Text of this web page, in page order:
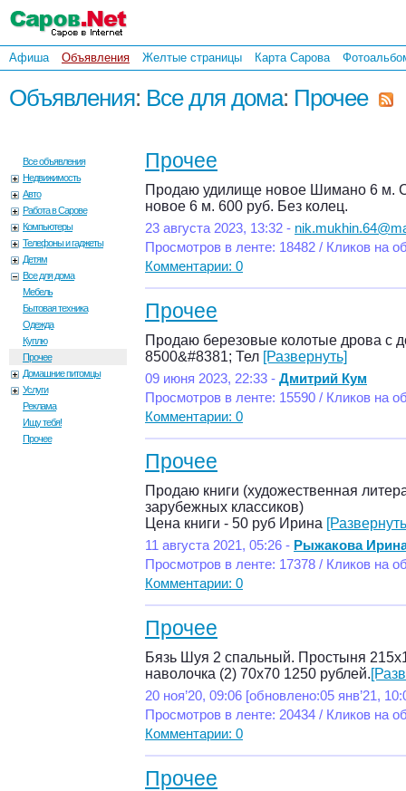
Афиша Объявления Желтые страницы Карта Сарова
Объявления: Все для дома: Прочее
Все объявления
Недвижимость
Авто
Работа в Сарове
Компьютеры
Телефоны и гаджеты
Детям
Все для дома
Мебель
Бытовая техника
Одежда
Куплю
Прочее
Домашние питомцы
Услуги
Реклама
Ищу тебя!
Прочее
Прочее
Продаю удилище новое Шимано 6 м.
новое 6 м. 600 руб. Без колец.
23 августа 2023, 13:32 -
Просмотров в ленте: 18482 / Кликов на
Комментарии: 0
Прочее
Продаю березовые колотые дрова с
8500&#8381; Тел [Развернуть]
09 июня 2023, 22:33 - Дмитрий Кум
Просмотров в ленте: 15590 / Кликов на
Комментарии: 0
Прочее
Продаю книги (художественная
зарубежных классиков)
Цена книги - 50 руб Ирина
11 августа 2021, 05:26 - Рыжакова
Просмотров в ленте: 17378 / Кликов на
Комментарии: 0
Прочее
Бязь Шуя 2 спальный. Простыня
наволочка (2) 70х70 1250 рублей.
20 ноя’20, 09:06 [обновлено:05 янв’21,
Просмотров в ленте: 20434 / Кликов на
Комментарии: 0
Прочее